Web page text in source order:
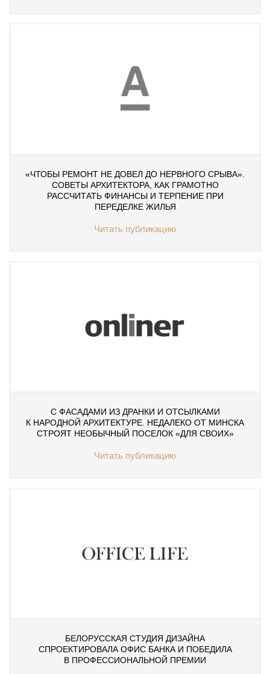
«ЧТОБЫ РЕМОНТ НЕ ДОВЕЛ ДО НЕРВНОГО СРЫВА».
СОВЕТЫ АРХИТЕКТОРА, КАК ГРАМОТНО
РАССЧИТАТЬ ФИНАНСЫ И ТЕРПЕНИЕ ПРИ
ПЕРЕДЕЛКЕ ЖИЛЬЯ
Читать публикацию
С ФАСАДАМИ ИЗ ДРАНКИ И ОТСЫЛКАМИ
К НАРОДНОЙ АРХИТЕКТУРЕ. НЕДАЛЕКО ОТ МИНСКА
СТРОЯТ НЕОБЫЧНЫЙ ПОСЕЛОК «ДЛЯ СВОИХ»
Читать публикацию
БЕЛОРУССКАЯ СТУДИЯ ДИЗАЙНА
СПРОЕКТИРОВАЛА ОФИС БАНКА И ПОБЕДИЛА
В ПРОФЕССИОНАЛЬНОЙ ПРЕМИИ